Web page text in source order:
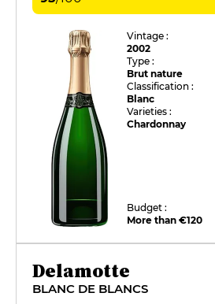
Vintage :
2002
Type :
Brut nature
Classification :
Blanc
Varieties :
Chardonnay
Budget :
More than €120
Delamotte
BLANC DE BLANCS